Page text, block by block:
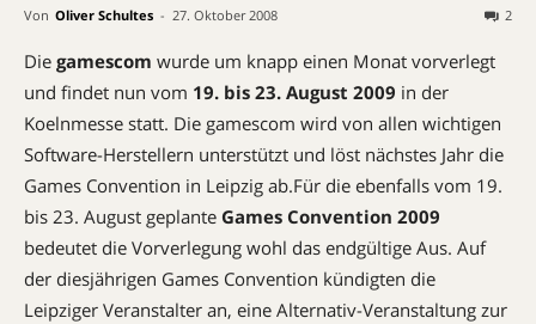
Von Oliver Schultes - 27. Oktober 2008 2
Die gamescom wurde um knapp einen Monat vorverlegt
und findet nun vom 19. bis 23. August 2009 in der
Koelnmesse statt. Die gamescom wird von allen wichtigen
Software-Herstellern unterstützt und löst nächstes Jahr die
Games Convention in Leipzig ab.Für die ebenfalls vom 19.
bis 23. August geplante Games Convention 2009
bedeutet die Vorverlegung wohl das endgültige Aus. Auf
der diesjährigen Games Convention kündigten die
Leipziger Veranstalter an, eine Alternativ-Veranstaltung zur